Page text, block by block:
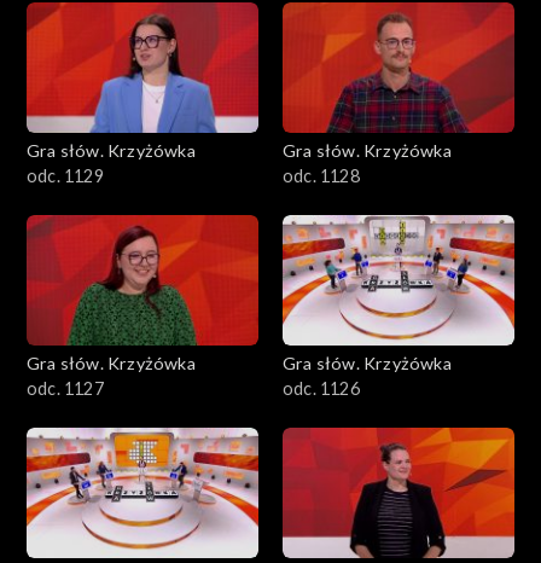
Gra słów. Krzyżówka
odc. 1129
Gra słów. Krzyżówka
odc. 1128
Gra słów. Krzyżówka
odc. 1127
Gra słów. Krzyżówka
odc. 1126